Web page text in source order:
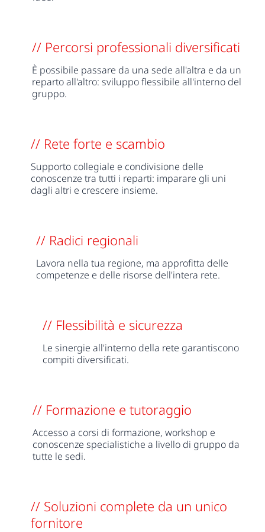
// Percorsi professionali diversificati
È possibile passare da una sede all'altra e da un
reparto all'altro: sviluppo flessibile all'interno del
gruppo.
// Rete forte e scambio
Supporto collegiale e condivisione delle
conoscenze tra tutti i reparti: imparare gli uni
dagli altri e crescere insieme.
// Radici regionali
Lavora nella tua regione, ma approfitta delle
competenze e delle risorse dell'intera rete.
// Flessibilità e sicurezza
Le sinergie all'interno della rete garantiscono
compiti diversificati.
// Formazione e tutoraggio
Accesso a corsi di formazione, workshop e
conoscenze specialistiche a livello di gruppo da
tutte le sedi.
// Soluzioni complete da un unico
fornitore